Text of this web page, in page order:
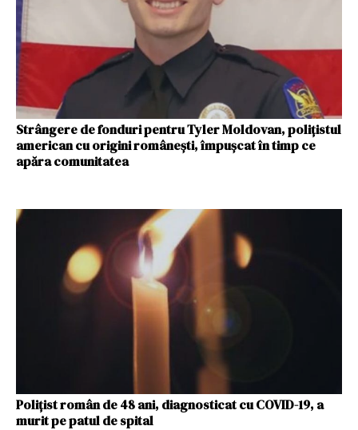
Strângere de fonduri pentru Tyler Moldovan, poliţistul
american cu origini româneşti, împuşcat în timp ce
apăra comunitatea
Poliţist român de 48 ani, diagnosticat cu COVID-19, a
murit pe patul de spital